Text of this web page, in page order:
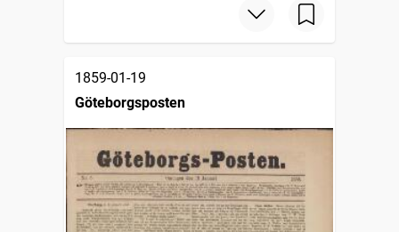
1859-01-19
Göteborgsposten